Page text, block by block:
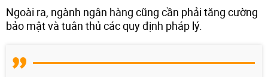
Ngoài ra, ngành ngân hàng cũng cần phải tăng cường
bảo mật và tuân thủ các quy định pháp lý.